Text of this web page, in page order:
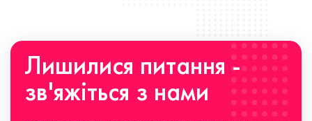
Лишилися питання -
зв'яжіться з нами